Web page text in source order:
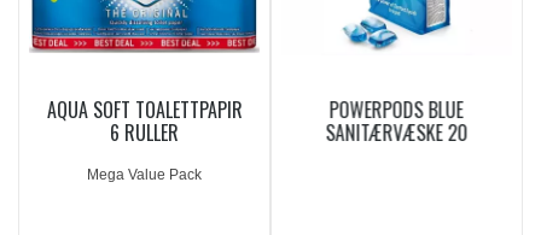
AQUA SOFT TOALETTPAPIR
6 RULLER
Mega Value Pack
POWERPODS BLUE
SANITÆRVÆSKE 20